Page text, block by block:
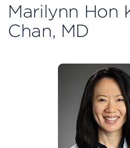
Marilynn Hon
Chan, MD